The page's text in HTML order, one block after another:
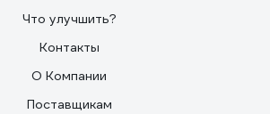
Что улучшить?
Контакты
О Компании
Поставщикам